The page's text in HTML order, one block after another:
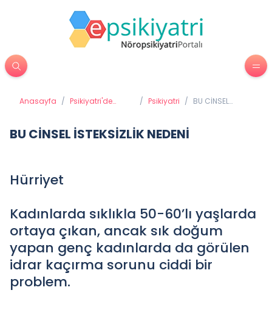
Anasayfa / Psikiyatri'de
/ Psikiyatri / BU CİNSEL
BU CİNSEL İSTEKSİZLİK NEDENİ
Hürriyet
Kadınlarda sıklıkla 50-60’lı yaşlarda
ortaya çıkan, ancak sık doğum
yapan genç kadınlarda da görülen
idrar kaçırma sorunu ciddi bir
problem.